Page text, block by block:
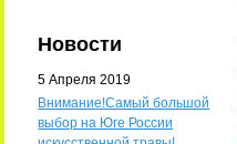
Новости
5 Апреля 2019
Внимание!Самый большой
выбор на Юге России